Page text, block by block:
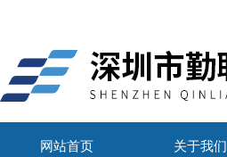
网站首页 关于我们